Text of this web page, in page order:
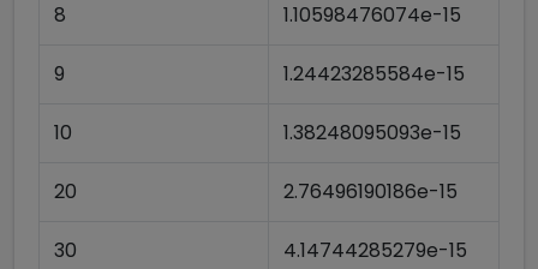
8 1.10598476074e-15
9 1.24423285584e-15
10 1.38248095093e-15
20 2.76496190186e-15
30 4.14744285279e-15